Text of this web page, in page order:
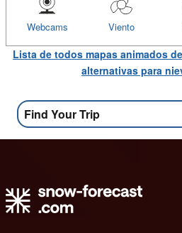
Viento
Webcams
Lista de todos mapas animados
alternativas para
Find Your Trip